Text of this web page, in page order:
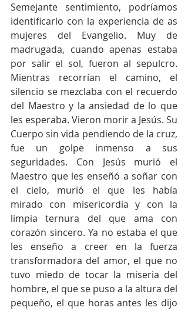
Semejante sentimiento, podríamos
identificarlo con la experiencia de as
mujeres del Evangelio. Muy de
madrugada, cuando apenas estaba
por salir el sol, fueron al sepulcro.
Mientras recorrían el camino, el
silencio se mezclaba con el recuerdo
del Maestro y la ansiedad de lo que
les esperaba. Vieron morir a Jesús. Su
Cuerpo sin vida pendiendo de la cruz,
fue un golpe inmenso a sus
seguridades. Con Jesús murió el
Maestro que les enseñó a soñar con
el cielo, murió el que les había
mirado con misericordia y con la
limpia ternura del que ama con
corazón sincero. Ya no estaba el que
les enseño a creer en la fuerza
transformadora del amor, el que no
tuvo miedo de tocar la miseria del
hombre, el que se puso a la altura del
pequeño, el que horas antes les dijo